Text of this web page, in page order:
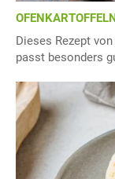
Dieses Rezept
passt besonders